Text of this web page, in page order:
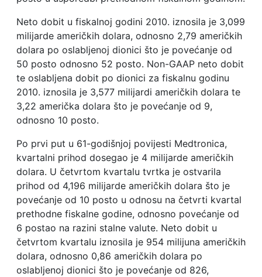
Neto dobit u fiskalnoj godini 2010. iznosila je 3,099
milijarde američkih dolara, odnosno 2,79 američkih
dolara po oslabljenoj dionici što je povećanje od
50 posto odnosno 52 posto. Non-GAAP neto dobit
te oslabljena dobit po dionici za fiskalnu godinu
2010. iznosila je 3,577 milijardi američkih dolara te
3,22 američka dolara što je povećanje od 9,
odnosno 10 posto.
Po prvi put u 61-godišnjoj povijesti Medtronica,
kvartalni prihod dosegao je 4 milijarde američkih
dolara. U četvrtom kvartalu tvrtka je ostvarila
prihod od 4,196 milijarde američkih dolara što je
povećanje od 10 posto u odnosu na četvrti kvartal
prethodne fiskalne godine, odnosno povećanje od
6 postao na razini stalne valute. Neto dobit u
četvrtom kvartalu iznosila je 954 milijuna američkih
dolara, odnosno 0,86 američkih dolara po
oslabljenoj dionici što je povećanje od 826,